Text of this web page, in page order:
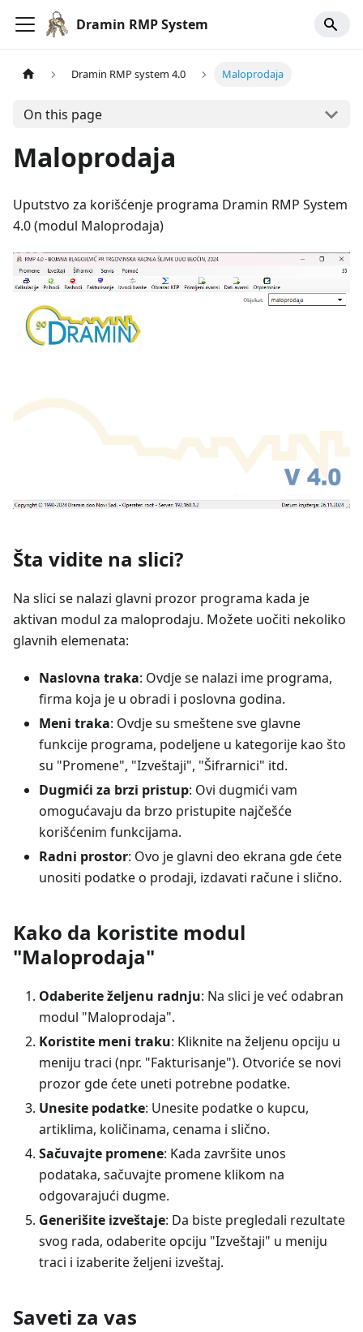
Dramin RMP System
Dramin RMP system 4.0 Maloprodaja
On this page
Maloprodaja
Uputstvo za korišćenje programa Dramin RMP System
4.0 (modul Maloprodaja)
Šta vidite na slici?
Na slici se nalazi glavni prozor programa kada je
aktivan modul za maloprodaju. Možete uočiti nekoliko
glavnih elemenata:
Naslovna traka: Ovdje se nalazi ime programa,
firma koja je u obradi i poslovna godina.
Meni traka: Ovdje su smeštene sve glavne
funkcije programa, podeljene u kategorije kao što
su "Promene", "Izveštaji", "Šifrarnici" itd.
Dugmići za brzi pristup: Ovi dugmići vam
omogućavaju da brzo pristupite najčešće
korišćenim funkcijama.
Radni prostor: Ovo je glavni deo ekrana gde ćete
unositi podatke o prodaji, izdavati račune i slično.
Kako da koristite modul
"Maloprodaja"
Odaberite željenu radnju: Na slici je već odabran
modul "Maloprodaja".
Koristite meni traku: Kliknite na željenu opciju u
meniju traci (npr. "Fakturisanje"). Otvoriće se novi
prozor gde ćete uneti potrebne podatke.
Unesite podatke: Unesite podatke o kupcu,
artiklima, količinama, cenama i slično.
Sačuvajte promene: Kada završite unos
podataka, sačuvajte promene klikom na
odgovarajući dugme.
Generišite izveštaje: Da biste pregledali rezultate
svog rada, odaberite opciju "Izveštaji" u meniju
traci i izaberite željeni izveštaj.
Saveti za vas